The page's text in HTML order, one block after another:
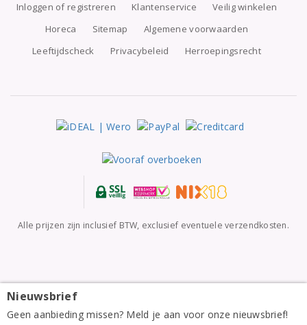
Bodegas Raúl Pérez Bierzo La Vizcaína Las Gundiñas
29,45
Inloggen of registreren Klantenservice
Veilig winkelen
Horeca
Sitemap
Algemene voorwaarden
Leeftijdscheck
Privacybeleid Herroepingsrecht
Alle prijzen zijn inclusief BTW, exclusief eventuele verzendkosten.
Nieuwsbrief
Geen aanbieding missen? Meld je aan voor onze nieuwsbrief!